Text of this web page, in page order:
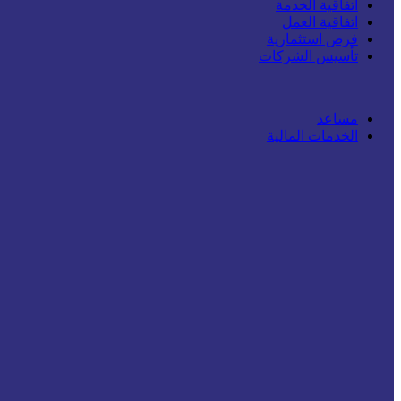
اتفاقية الخدمة
اتفاقية العمل
فرص استثمارية
تأسيس الشركات
مساعد
الخدمات المالية